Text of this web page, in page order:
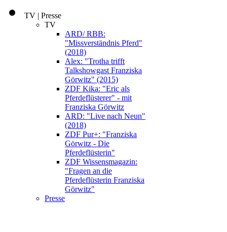
TV | Presse
TV
ARD/ RBB:
"Missverständnis Pferd"
(2018)
Alex: "Trotha trifft
Talkshowgast Franziska
Görwitz" (2015)
ZDF Kika: "Eric als
Pferdeflüsterer" - mit
Franziska Görwitz
ARD: "Live nach Neun"
(2018)
ZDF Pur+: "Franziska
Görwitz - Die
Pferdeflüsterin"
ZDF Wissensmagazin:
"Fragen an die
Pferdeflüsterin Franziska
Görwitz"
Presse